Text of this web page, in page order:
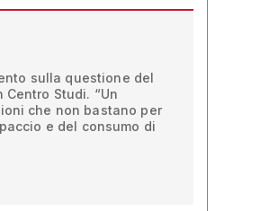
sulla questione del
Studi. “Un
che non bastano per
e del consumo di